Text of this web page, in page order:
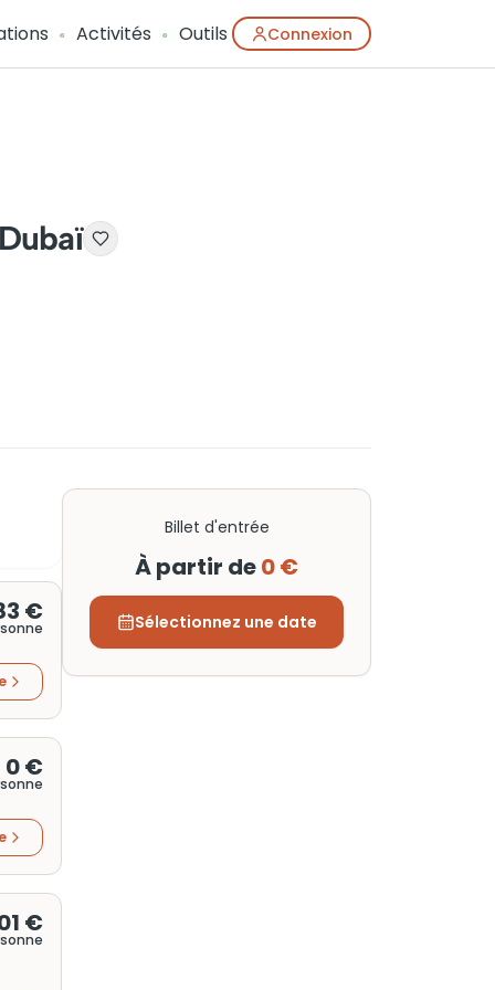
Activités Outils Connexion
€
0 €
€
Billet d'entrée
À partir de0 €
Sélectionnez une date